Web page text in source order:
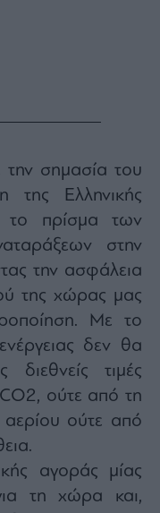
σημασία του
της Ελληνικής
το πρίσμα των
στην
την ασφάλεια
της χώρας μας
Με το
δεν θα
διεθνείς τιμές
ούτε από τη
ούτε από
αγοράς μίας
τη χώρα και,